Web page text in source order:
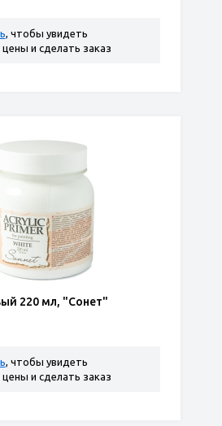
, чтобы увидеть
и сделать заказ
220 мл, "Сонет"
, чтобы увидеть
и сделать заказ